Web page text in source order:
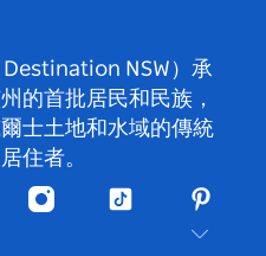
NSW）承
的首批居民和民族，
士土地和水域的傳統
住者。
Instagram
抖